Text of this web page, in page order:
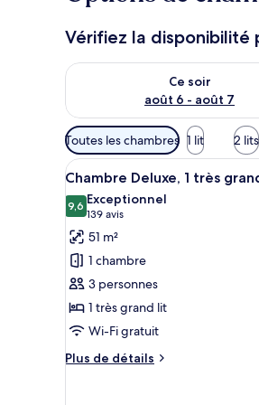
Vérifiez la disponibilité
Ce soir
août 6 - août 7
Vérifier la disponibilité pour
Filtres
disponibles
pour
les
chambres
Toutes les chambres 1 lit 2 lits
Afficher
toutes
les
photos
pour
ce
type
de
chambre :
Chambre
5
Chambre Deluxe, 1 très
9,69,6 sur 10
Exceptionnel
139 avis
(139 avis)
51 m²
1 chambre
3 personnes
1 très grand lit
Wi-Fi gratuit
Plus de détails
Plus